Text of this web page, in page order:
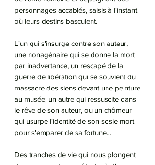
personnages accablés, saisis à l'instant
où leurs destins basculent.
L'un qui s'insurge contre son auteur,
une nonagénaire qui se donne la mort
par inadvertance, un rescapé de la
guerre de libération qui se souvient du
massacre des siens devant une peinture
au musée; un autre qui ressuscite dans
le rêve de son auteur, ou un chômeur
qui usurpe l'identité de son sosie mort
pour s'emparer de sa fortune…
Des tranches de vie qui nous plongent